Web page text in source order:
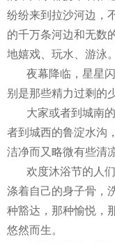
纷纷来到拉沙河边，
的千万条河边和无数
地嬉戏、玩水、游泳。
夜幕降临，星星
别是那些精力过剩的
大家或者到城南
者到城西的鲁淀水沟
洁净而又略微有些清
欢度沐浴节的人
涤着自己的身子骨，
种豁达，那种愉悦，
悠然而生。